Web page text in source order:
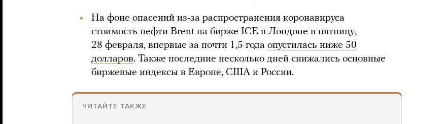
На фоне опасений из-за распространения коронавируса
стоимость нефти Brent на бирже ICE в Лондоне в пятницу,
28 февраля, впервые за почти 1,5 года опустилась ниже 50
долларов. Также последние несколько дней снижались основные
биржевые индексы в Европе, США и России.
ЧИТАЙТЕ ТАКЖЕ